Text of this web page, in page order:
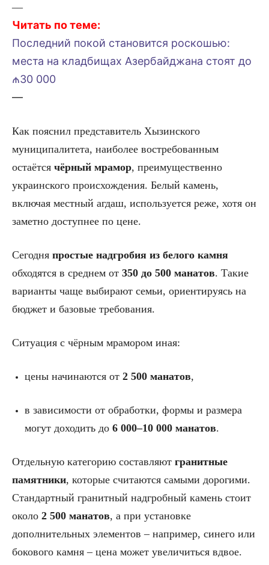
––
Читать по теме:
Последний покой становится роскошью:
места на кладбищах Азербайджана стоят до
₼30 000
––
Как пояснил представитель Хызинского
муниципалитета, наиболее востребованным
остаётся чёрный мрамор, преимущественно
украинского происхождения. Белый камень,
включая местный агдаш, используется реже, хотя он
заметно доступнее по цене.
Сегодня простые надгробия из белого камня
обходятся в среднем от 350 до 500 манатов. Такие
варианты чаще выбирают семьи, ориентируясь на
бюджет и базовые требования.
Ситуация с чёрным мрамором иная:
цены начинаются от 2 500 манатов,
в зависимости от обработки, формы и размера
могут доходить до 6 000–10 000 манатов.
Отдельную категорию составляют гранитные
памятники, которые считаются самыми дорогими.
Стандартный гранитный надгробный камень стоит
около 2 500 манатов, а при установке
дополнительных элементов – например, синего или
бокового камня – цена может увеличиться вдвое.